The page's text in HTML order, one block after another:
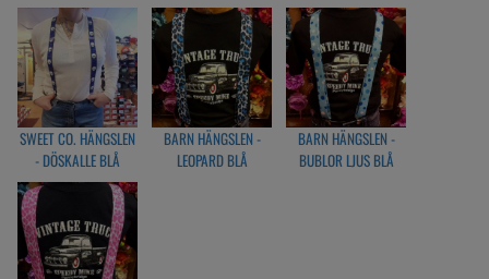
SWEET CO. HÄNGSLEN
- DÖSKALLE BLÅ
BARN HÄNGSLEN -
LEOPARD BLÅ
BARN HÄNGSLEN -
BUBLOR LJUS BLÅ